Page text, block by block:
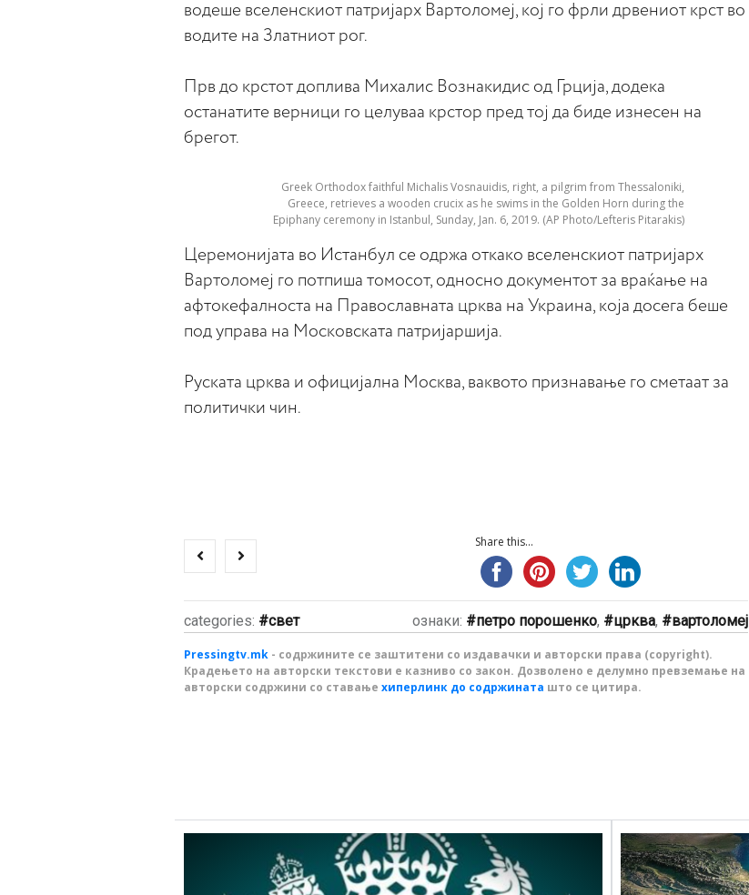
водеше вселенскиот патријарх Вартоломеј, кој го фрли дрвениот крст во
водите на Златниот рог.
Прв до крстот доплива Михалис Вознакидис од Грција, додека
останатите верници го целуваа крстор пред тој да биде изнесен на
брегот.
Greek Orthodox faithful Michalis Vosnauidis, right, a pilgrim from Thessaloniki,
Greece, retrieves a wooden crucifix as he swims in the Golden Horn during the
Epiphany ceremony in Istanbul, Sunday, Jan. 6, 2019. (AP Photo/Lefteris Pitarakis)
Церемонијата во Истанбул се одржа откако вселенскиот патријарх
Вартоломеј го потпиша томосот, односно документот за враќање на
афтокефалноста на Православната црква на Украина, која досега беше
под управа на Московската патријаршија.
Руската црква и официјална Москва, ваквото признавање го сметаат за
политички чин.
Share this...
categories: свет ознаки: петро порошенко, црква, вартоломеј
Pressingtv.mk - содржините се заштитени со издавачки и авторски права (copyright).
Крадењето на авторски текстови е казниво со закон. Дозволено е делумно превземање на
авторски содржини со ставање хиперлинк до содржината што се цитира.